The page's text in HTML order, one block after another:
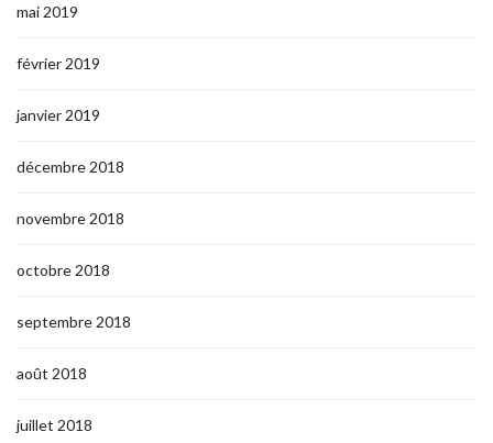
mai 2019
février 2019
janvier 2019
décembre 2018
novembre 2018
octobre 2018
septembre 2018
août 2018
juillet 2018